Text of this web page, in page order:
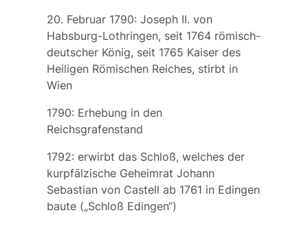
20. Februar 1790: Joseph II. von
Habsburg-Lothringen, seit 1764 römisch-
deutscher König, seit 1765 Kaiser des
Heiligen Römischen Reiches, stirbt in
Wien
1790: Erhebung in den
Reichsgrafenstand
1792: erwirbt das Schloß, welches der
kurpfälzische Geheimrat Johann
Sebastian von Castell ab 1761 in Edingen
baute („Schloß Edingen“)